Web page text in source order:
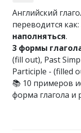
Английский
переводится как:
наполняться.
3 формы
(fill out), Past
Participle - (filled
📚 10 примеров
форма глагола и